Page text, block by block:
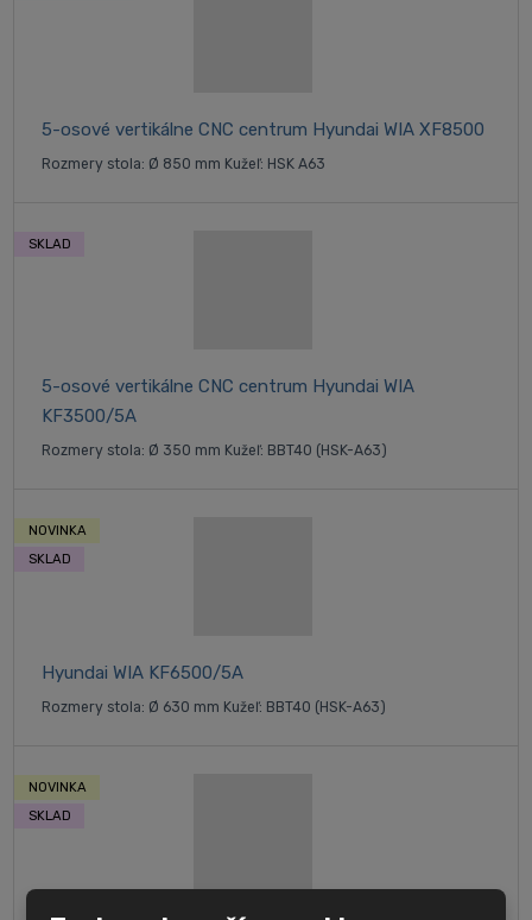
5-osové vertikálne CNC centrum Hyundai WIA XF8500
Rozmery stola: Ø 850 mm Kužeľ: HSK A63
5-osové vertikálne CNC centrum Hyundai WIA
KF3500/5A
Rozmery stola: Ø 350 mm Kužeľ: BBT40 (HSK-A63)
SKLAD
Hyundai WIA KF6500/5A
Rozmery stola: Ø 630 mm Kužeľ: BBT40 (HSK-A63)
NOVINKA
SKLAD
NOVINKA
SKLAD